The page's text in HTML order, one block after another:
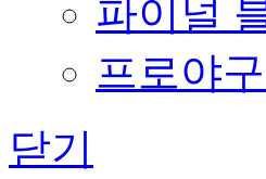
파이널
프로야
닫기